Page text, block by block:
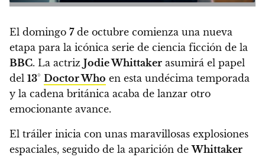
El domingo 7de octubre comienza una nueva
etapa para la icónica serie de ciencia ficción de la
BBC. La actriz Jodie Whittaker asumirá el papel
del 13° Doctor Who en esta undécima temporada
y la cadena británica acaba de lanzar otro
emocionante avance.
El tráiler inicia con unas maravillosas explosiones
espaciales, seguido de la aparición deWhittaker